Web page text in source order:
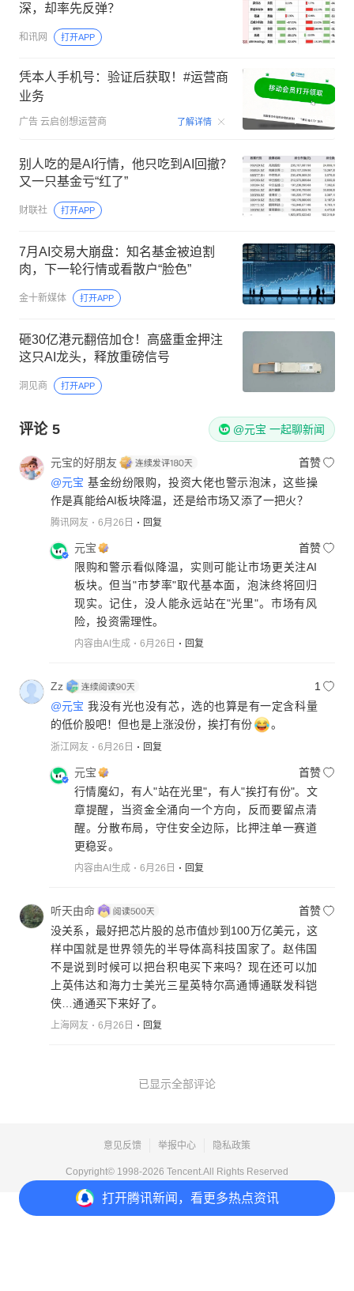
打开腾讯新闻，看更多热点资讯
深，却率先反弹？
和讯网 打开APP
凭本人手机号：验证后获取！#运营商
业务
广告 云启创想运营商 了解详情 00:15
别人吃的是AI行情，他只吃到AI回撤？
又一只基金亏“红了”
财联社 打开APP
7月AI交易大崩盘：知名基金被迫割
肉，下一轮行情或看散户“脸色”
金十新媒体 打开APP
砸30亿港元翻倍加仓！高盛重金押注
这只AI龙头，释放重磅信号
洞见商 打开APP
评论 5 @元宝 一起聊新闻
元宝的好朋友
首赞
@元宝 基金纷纷限购，投资大佬也警示泡沫，这些操
作是真能给AI板块降温，还是给市场又添了一把火？
腾讯网友 6月26日 回复
元宝
首赞
限购和警示看似降温，实则可能让市场更关注AI
板块。但当"市梦率"取代基本面，泡沫终将回归
现实。记住，没人能永远站在"光里"。市场有风
险，投资需理性。
内容由AI生成 6月26日 回复
Zz
1
@元宝 我没有光也没有芯，选的也算是有一定含科量
的低价股吧！但也是上涨没份，挨打有份
。
浙江网友 6月26日 回复
元宝
首赞
行情魔幻，有人"站在光里"，有人"挨打有份"。文
章提醒，当资金全涌向一个方向，反而要留点清
醒。分散布局，守住安全边际，比押注单一赛道
更稳妥。
内容由AI生成 6月26日 回复
听天由命
首赞
没关系，最好把芯片股的总市值炒到100万亿美元，这
样中国就是世界领先的半导体高科技国家了。赵伟国
不是说到时候可以把台积电买下来吗？现在还可以加
上英伟达和海力士美光三星英特尔高通博通联发科铠
侠…通通买下来好了。
上海网友 6月26日 回复
已显示全部评论
意见反馈 举报中心 隐私政策
Copyright© 1998-2026 Tencent.All Rights Reserved